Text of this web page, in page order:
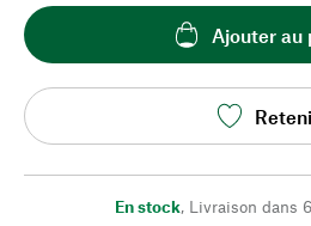
Ajouter au
En stock, Livraison dans